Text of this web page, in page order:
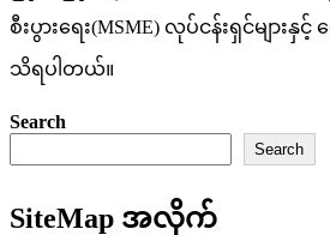
စီးပွားရေး(MSME) လုပ်ငန်းရှင်မျာ
သိရပါတယ်။
Search
Search
SiteMap အလိုက်